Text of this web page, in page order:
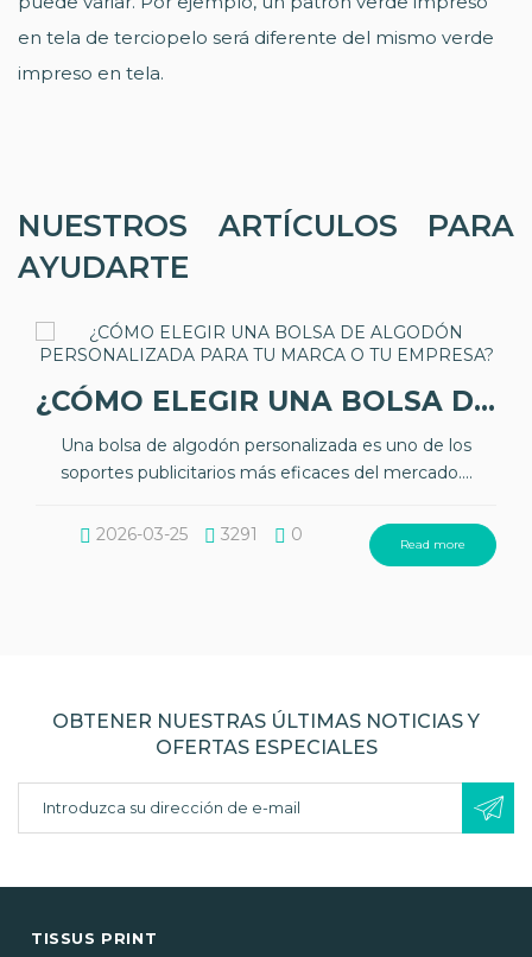
en tela de terciopelo será diferente del mismo verde
impreso en tela.
NUESTROS ARTÍCULOS PARA
AYUDARTE
¿CÓMO ELEGIR UNA BOLSA DE ALGODÓN PERSONALIZADA PARA TU MARCA O TU EMPRESA?
Una bolsa de algodón personalizada es uno de los
soportes publicitarios más eficaces del mercado....
2026-03-25 3291 0 Read more
OBTENER NUESTRAS ÚLTIMAS NOTICIAS Y
OFERTAS ESPECIALES
TISSUS PRINT